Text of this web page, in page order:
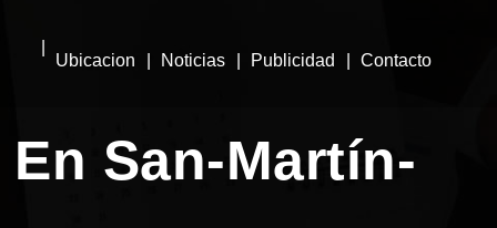
Ubicacion Noticias Publicidad Contacto
San-Martín-